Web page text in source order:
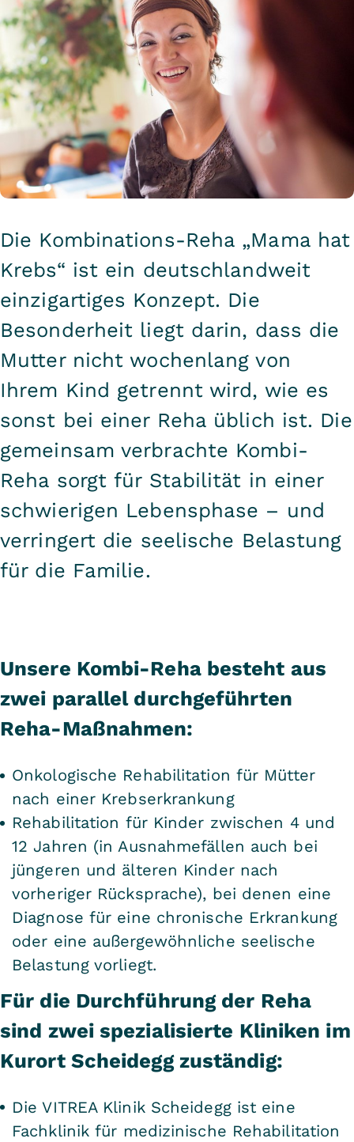
Die Kombinations-Reha „Mama hat
Krebs“ ist ein deutschlandweit
einzigartiges Konzept. Die
Besonderheit liegt darin, dass die
Mutter nicht wochenlang von
Ihrem Kind getrennt wird, wie es
sonst bei einer Reha üblich ist. Die
gemeinsam verbrachte Kombi-
Reha sorgt für Stabilität in einer
schwierigen Lebensphase – und
verringert die seelische Belastung
für die Familie.
Unsere Kombi-Reha besteht aus
zwei parallel durchgeführten
Reha-Maßnahmen:
Onkologische Rehabilitation für Mütter
nach einer Krebserkrankung
Rehabilitation für Kinder zwischen 4 und
12 Jahren (in Ausnahmefällen auch bei
jüngeren und älteren Kinder nach
vorheriger Rücksprache), bei denen eine
Diagnose für eine chronische Erkrankung
oder eine außergewöhnliche seelische
Belastung vorliegt.
Für die Durchführung der Reha
sind zwei spezialisierte Kliniken im
Kurort Scheidegg zuständig:
Die VITREA Klinik Scheidegg ist eine
Fachklinik für medizinische Rehabilitation